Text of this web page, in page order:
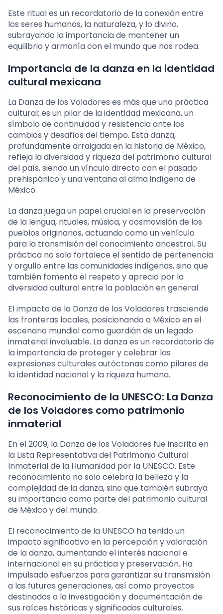
Este ritual es un recordatorio de la conexión entre
los seres humanos, la naturaleza, y lo divino,
subrayando la importancia de mantener un
equilibrio y armonía con el mundo que nos rodea.
Importancia de la danza en la identidad
cultural mexicana
La Danza de los Voladores es más que una práctica
cultural; es un pilar de la identidad mexicana, un
símbolo de continuidad y resistencia ante los
cambios y desafíos del tiempo. Esta danza,
profundamente arraigada en la historia de México,
refleja la diversidad y riqueza del patrimonio cultural
del país, siendo un vínculo directo con el pasado
prehispánico y una ventana al alma indígena de
México.
La danza juega un papel crucial en la preservación
de la lengua, rituales, música, y cosmovisión de los
pueblos originarios, actuando como un vehículo
para la transmisión del conocimiento ancestral. Su
práctica no solo fortalece el sentido de pertenencia
y orgullo entre las comunidades indígenas, sino que
también fomenta el respeto y aprecio por la
diversidad cultural entre la población en general.
El impacto de la Danza de los Voladores trasciende
las fronteras locales, posicionando a México en el
escenario mundial como guardián de un legado
inmaterial invaluable. La danza es un recordatorio de
la importancia de proteger y celebrar las
expresiones culturales autóctonas como pilares de
la identidad nacional y la riqueza humana.
Reconocimiento de la UNESCO: La Danza
de los Voladores como patrimonio
inmaterial
En el 2009, la Danza de los Voladores fue inscrita en
la Lista Representativa del Patrimonio Cultural
Inmaterial de la Humanidad por la UNESCO. Este
reconocimiento no solo celebra la belleza y la
complejidad de la danza, sino que también subraya
su importancia como parte del patrimonio cultural
de México y del mundo.
El reconocimiento de la UNESCO ha tenido un
impacto significativo en la percepción y valoración
de la danza, aumentando el interés nacional e
internacional en su práctica y preservación. Ha
impulsado esfuerzos para garantizar su transmisión
a las futuras generaciones, así como proyectos
destinados a la investigación y documentación de
sus raíces históricas y significados culturales.